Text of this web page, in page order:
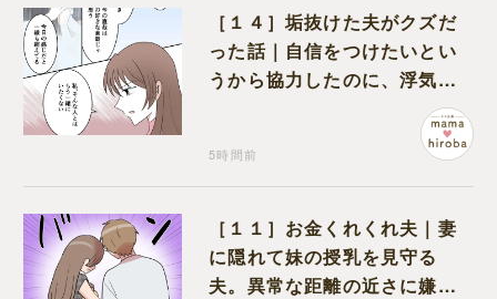
［１４］垢抜けた夫がクズだ
った話｜自信をつけたいとい
うから協力したのに、浮気と
5時間前
［１１］お金くれくれ夫｜妻
に隠れて妹の授乳を見守る
夫。異常な距離の近さに嫌悪